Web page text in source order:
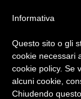
Informativa
Questo sito o gli
cookie necessari
cookie policy. Se
alcuni cookie,
Chiudendo